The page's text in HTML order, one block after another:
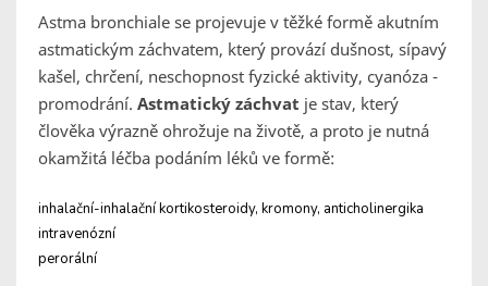
Astma bronchiale se projevuje v těžké formě akutním
astmatickým záchvatem, který provází dušnost, sípavý
kašel, chrčení, neschopnost fyzické aktivity, cyanóza -
promodrání. Astmatický záchvat je stav, který
člověka výrazně ohrožuje na životě, a proto je nutná
okamžitá léčba podáním léků ve formě:
inhalační-inhalační kortikosteroidy, kromony, anticholinergika
intravenózní
perorální